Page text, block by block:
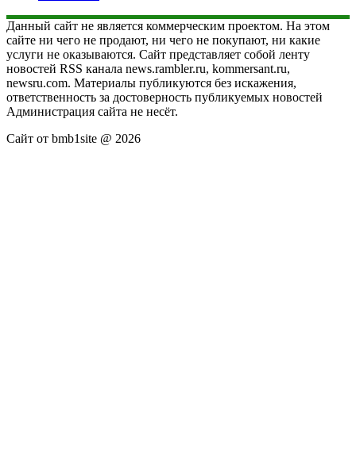
Данный сайт не является коммерческим проектом. На этом
сайте ни чего не продают, ни чего не покупают, ни какие
услуги не оказываются. Сайт представляет собой ленту
новостей RSS канала news.rambler.ru, kommersant.ru,
newsru.com. Материалы публикуются без искажения,
ответственность за достоверность публикуемых новостей
Администрация сайта не несёт.
Сайт от bmb1site @ 2026